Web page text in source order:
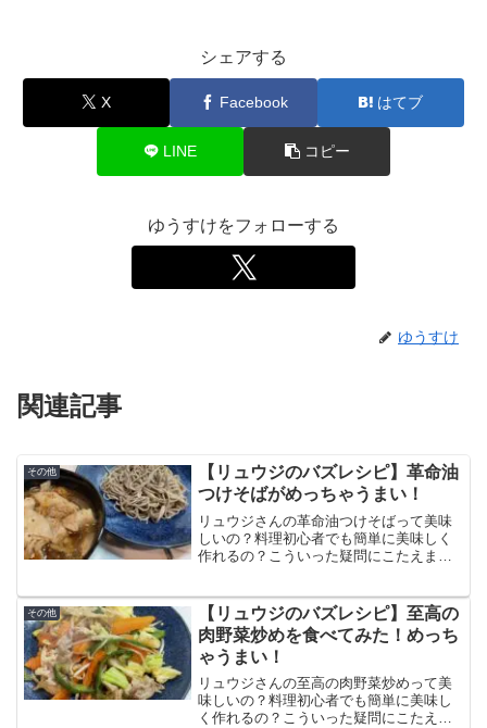
シェアする
X Facebook はてブ
LINE コピー
ゆうすけをフォローする
ゆうすけ
関連記事
その他
【リュウジのバズレシピ】革命油
つけそばがめっちゃうまい！
リュウジさんの革命油つけそばって美味
しいの？料理初心者でも簡単に美味しく
作れるの？こういった疑問にこたえま
す。蕎麦といえばあっさりだけど、この
つけ汁はガツンと系で想像を超えるおい
しさ！！
その他
【リュウジのバズレシピ】至高の
肉野菜炒めを食べてみた！めっち
ゃうまい！
リュウジさんの至高の肉野菜炒めって美
味しいの？料理初心者でも簡単に美味し
く作れるの？こういった疑問にこたえま